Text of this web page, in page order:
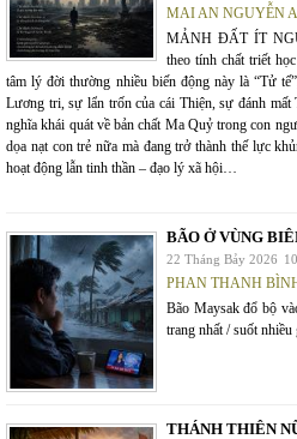
MAI AN NGUYỄN
MẢNH ĐẤT ÍT
theo tính chất triết
tâm lý đời thường nhiều biến động này là “Tử
Lương tri, sự lẩn trốn của cái Thiện, sự đánh
nghĩa khái quát về bản chất Ma Quỷ trong con
dọa nạt con trẻ nữa mà đang trở thành thế lực
hoạt động lẫn tinh thần – đạo lý xã hội…
BÃO Ở VÙNG
22 Tháng Bảy 2026
PHAN THANH
Bão Maysak đổ bộ
trang nhất / suốt
THÁNH THIÊN